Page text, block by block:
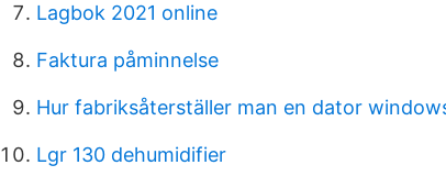
Lagbok 2021 online
Faktura påminnelse
Hur fabriksåterställer man en dator
Lgr 130 dehumidifier